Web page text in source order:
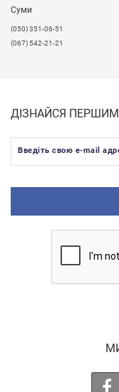
Суми
(050) 351-06-51
(067) 542-21-21
ДІЗНАЙСЯ ПЕРШИМ
Введіть свою e-mail